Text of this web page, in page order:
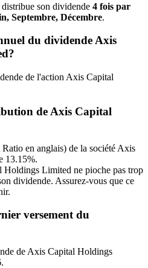
son dividende 4 fois par
Septembre, Décembre.
du dividende Axis
de l'action Axis Capital
de Axis Capital
en anglais) de la société Axis
13.15%.
Limited ne pioche pas trop
dividende. Assurez-vous que ce
versement du
de Axis Capital Holdings